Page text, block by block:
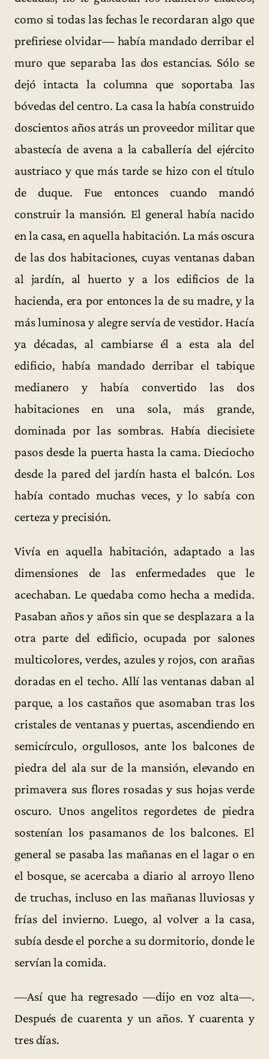
como si todas las fechas le recordaran algo que
prefiriese olvidar— había mandado derribar el
muro que separaba las dos estancias. Sólo se
dejó intacta la columna que soportaba las
bóvedas del centro. La casa la había construido
doscientos años atrás un proveedor militar que
abastecía de avena a la caballería del ejército
austriaco y que más tarde se hizo con el título
de duque. Fue entonces cuando mandó
construir la mansión. El general había nacido
en la casa, en aquella habitación. La más oscura
de las dos habitaciones, cuyas ventanas daban
al jardín, al huerto y a los edificios de la
hacienda, era por entonces la de su madre, y la
más luminosa y alegre servía de vestidor. Hacía
ya décadas, al cambiarse él a esta ala del
edificio, había mandado derribar el tabique
medianero y había convertido las dos
habitaciones en una sola, más grande,
dominada por las sombras. Había diecisiete
pasos desde la puerta hasta la cama. Dieciocho
desde la pared del jardín hasta el balcón. Los
había contado muchas veces, y lo sabía con
certeza y precisión.
Vivía en aquella habitación, adaptado a las
dimensiones de las enfermedades que le
acechaban. Le quedaba como hecha a medida.
Pasaban años y años sin que se desplazara a la
otra parte del edificio, ocupada por salones
multicolores, verdes, azules y rojos, con arañas
doradas en el techo. Allí las ventanas daban al
parque, a los castaños que asomaban tras los
cristales de ventanas y puertas, ascendiendo en
semicírculo, orgullosos, ante los balcones de
piedra del ala sur de la mansión, elevando en
primavera sus flores rosadas y sus hojas verde
oscuro. Unos angelitos regordetes de piedra
sostenían los pasamanos de los balcones. El
general se pasaba las mañanas en el lagar o en
el bosque, se acercaba a diario al arroyo lleno
de truchas, incluso en las mañanas lluviosas y
frías del invierno. Luego, al volver a la casa,
subía desde el porche a su dormitorio, donde le
servían la comida.
—Así que ha regresado —dijo en voz alta—.
Después de cuarenta y un años. Y cuarenta y
tres días.